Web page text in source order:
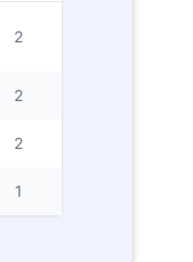
2
2
2
1